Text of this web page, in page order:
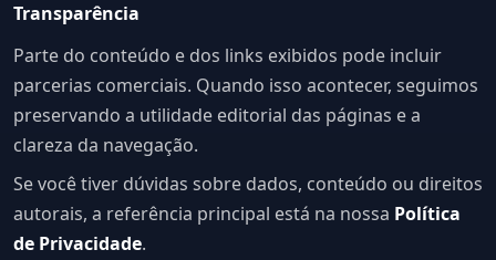
Transparência
Parte do conteúdo e dos links exibidos pode incluir
parcerias comerciais. Quando isso acontecer, seguimos
preservando a utilidade editorial das páginas e a
clareza da navegação.
Se você tiver dúvidas sobre dados, conteúdo ou direitos
autorais, a referência principal está na nossa Política
de Privacidade.